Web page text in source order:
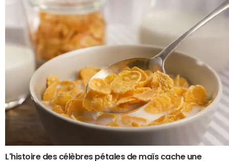
L'histoire des célèbres pétales de maïs cache une